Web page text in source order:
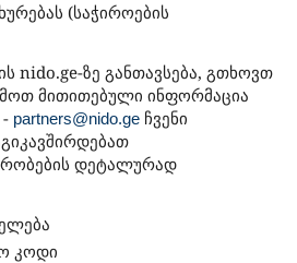
(საჭიროების
nido.ge-ზე განთავსება, გთხოვთ
მითითებული ინფორმაცია
partners@nido.ge ჩვენი
დეტალურად
კოდი